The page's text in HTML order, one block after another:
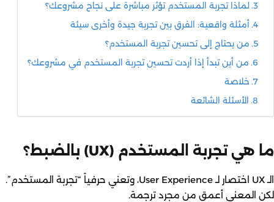
لماذا تجربة المستخدم تؤثر مباشرة على نجاح مشروعك؟
أمثلة واقعية: الفرق بين تجربة جيدة وأخرى سيئة
من يحتاج إلى تحسين تجربة المستخدم؟
من أين تبدأ إذا أردت تحسين تجربة المستخدم في مشروعك؟
خلاصة
الأسئلة الشائعة
ما هي تجربة المستخدم (UX) بالضبط؟
الـ UX اختصار لـ User Experience، وتعني حرفياً “تجربة المستخدم”.
لكن المعنى أعمق من مجرد ترجمة.